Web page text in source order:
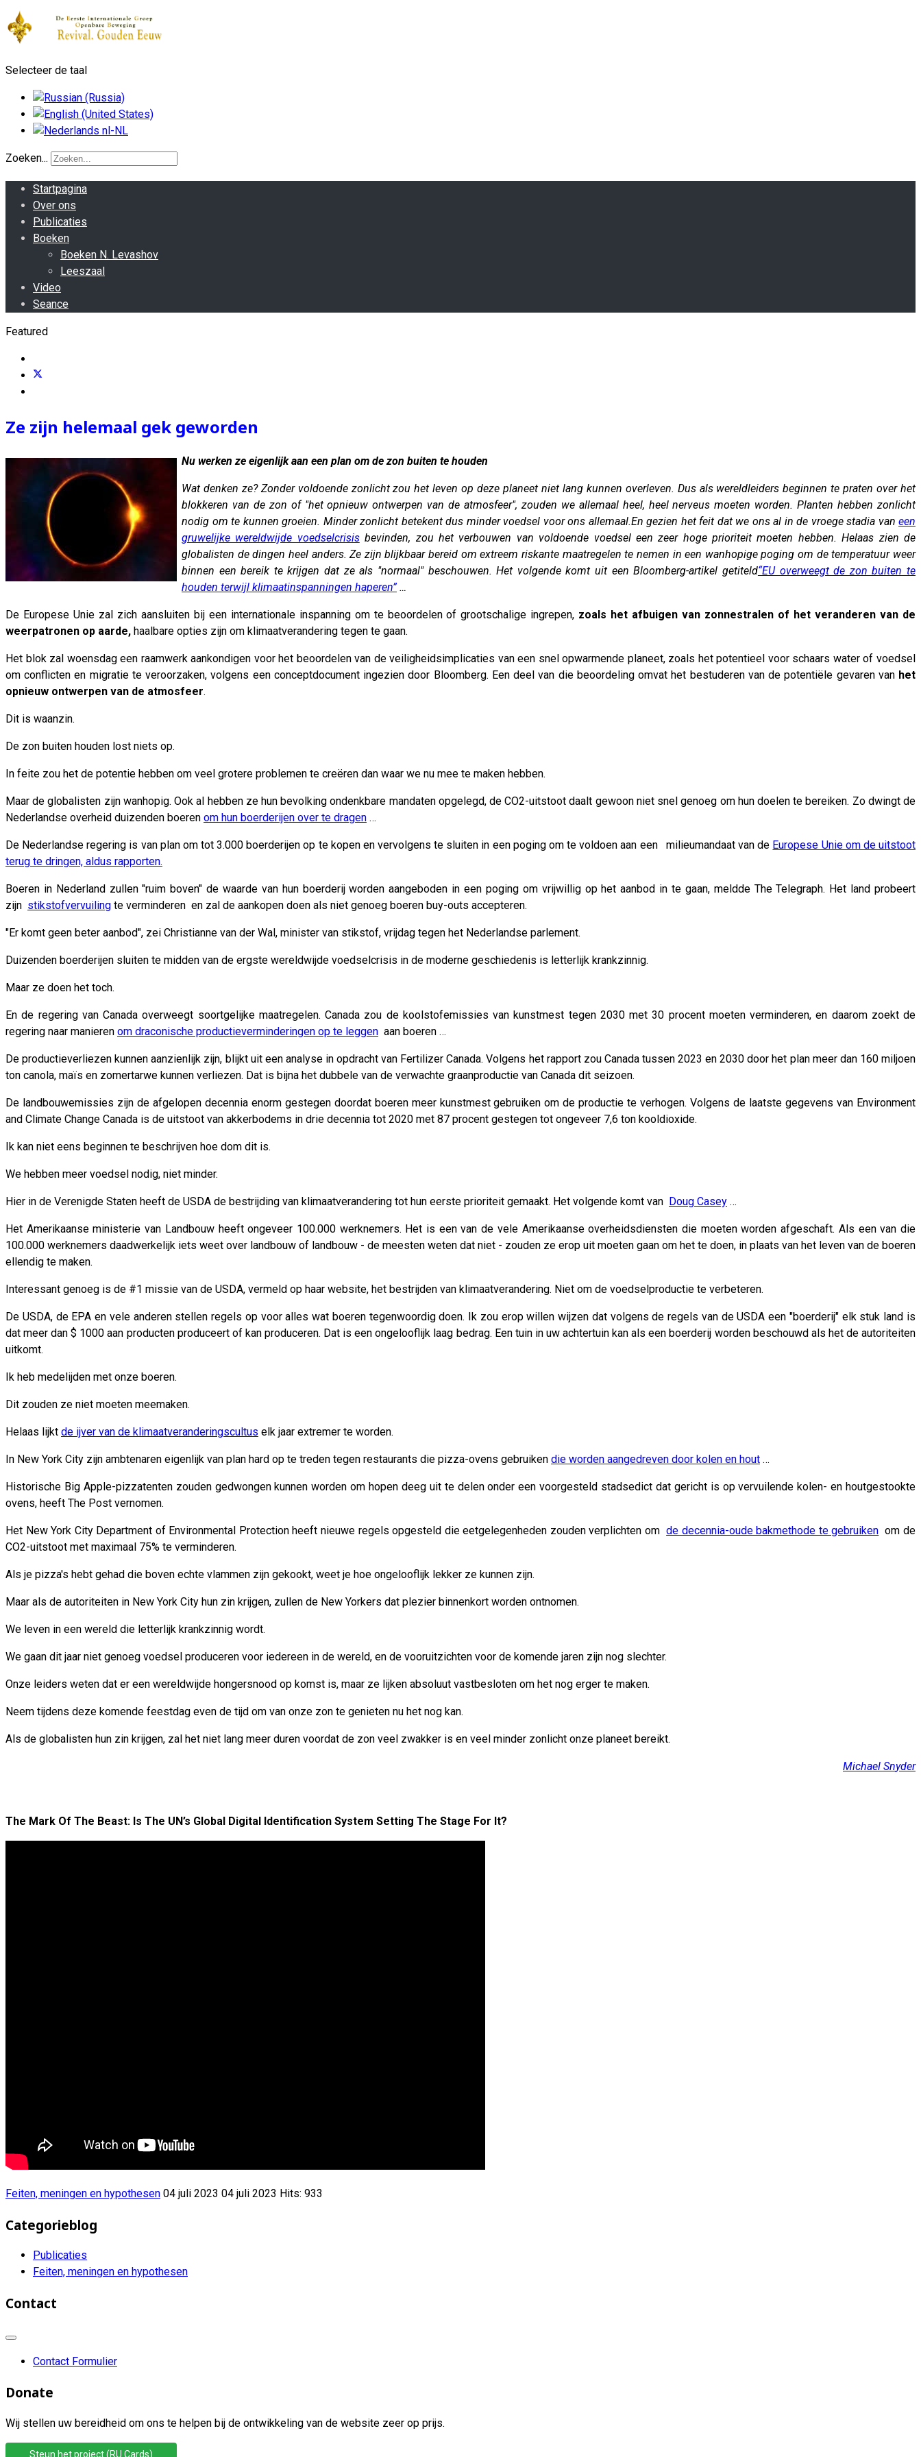
Selecteer de taal
Zoeken...
Startpagina
Over ons
Publicaties
Boeken
Boeken N. Levashov
Leeszaal
Video
Seance
Featured
Ze zijn helemaal gek geworden
Nu werken ze eigenlijk aan een plan om de zon buiten te houden
Wat denken ze? Zonder voldoende zonlicht zou het leven op deze planeet niet lang kunnen overleven. Dus als wereldleiders beginnen te praten over het
blokkeren van de zon of "het opnieuw ontwerpen van de atmosfeer", zouden we allemaal heel, heel nerveus moeten worden. Planten hebben zonlicht
nodig om te kunnen groeien. Minder zonlicht betekent dus minder voedsel voor ons allemaal.En gezien het feit dat we ons al in de vroege stadia van een
gruwelijke wereldwijde voedselcrisisbevinden, zou het verbouwen van voldoende voedsel een zeer hoge prioriteit moeten hebben. Helaas zien de
globalisten de dingen heel anders. Ze zijn blijkbaar bereid om extreem riskante maatregelen te nemen in een wanhopige poging om de temperatuur weer
binnen een bereik te krijgen dat ze als "normaal" beschouwen. Het volgende komt uit een Bloomberg-artikel getiteld“EU overweegt de zon buiten te
houden terwijl klimaatinspanningen haperen”…
De Europese Unie zal zich aansluiten bij een internationale inspanning om te beoordelen of grootschalige ingrepen, zoals het afbuigen van zonnestralen of het veranderen van de
weerpatronen op aarde, haalbare opties zijn om klimaatverandering tegen te gaan.
Het blok zal woensdag een raamwerk aankondigen voor het beoordelen van de veiligheidsimplicaties van een snel opwarmende planeet, zoals het potentieel voor schaars water of voedsel
om conflicten en migratie te veroorzaken, volgens een conceptdocument ingezien door Bloomberg. Een deel van die beoordeling omvat het bestuderen van de potentiële gevaren van het
opnieuw ontwerpen van de atmosfeer.
Dit is waanzin.
De zon buiten houden lost niets op.
In feite zou het de potentie hebben om veel grotere problemen te creëren dan waar we nu mee te maken hebben.
Maar de globalisten zijn wanhopig. Ook al hebben ze hun bevolking ondenkbare mandaten opgelegd, de CO2-uitstoot daalt gewoon niet snel genoeg om hun doelen te bereiken. Zo dwingt de
Nederlandse overheid duizenden boeren om hun boerderijen over te dragen …
De Nederlandse regering is van plan om tot 3.000 boerderijen op te kopen en vervolgens te sluiten in een poging om te voldoen aan een milieumandaat van de Europese Unie om de uitstoot
terug te dringen, aldus rapporten.
Boeren in Nederland zullen "ruim boven" de waarde van hun boerderij worden aangeboden in een poging om vrijwillig op het aanbod in te gaan, meldde The Telegraph. Het land probeert
zijn stikstofvervuiling te verminderen en zal de aankopen doen als niet genoeg boeren buy-outs accepteren.
"Er komt geen beter aanbod", zei Christianne van der Wal, minister van stikstof, vrijdag tegen het Nederlandse parlement.
Duizenden boerderijen sluiten te midden van de ergste wereldwijde voedselcrisis in de moderne geschiedenis is letterlijk krankzinnig.
Maar ze doen het toch.
En de regering van Canada overweegt soortgelijke maatregelen. Canada zou de koolstofemissies van kunstmest tegen 2030 met 30 procent moeten verminderen, en daarom zoekt de
regering naar manieren om draconische productieverminderingen op te leggen aan boeren …
De productieverliezen kunnen aanzienlijk zijn, blijkt uit een analyse in opdracht van Fertilizer Canada. Volgens het rapport zou Canada tussen 2023 en 2030 door het plan meer dan 160 miljoen
ton canola, maïs en zomertarwe kunnen verliezen. Dat is bijna het dubbele van de verwachte graanproductie van Canada dit seizoen.
De landbouwemissies zijn de afgelopen decennia enorm gestegen doordat boeren meer kunstmest gebruiken om de productie te verhogen. Volgens de laatste gegevens van Environment
and Climate Change Canada is de uitstoot van akkerbodems in drie decennia tot 2020 met 87 procent gestegen tot ongeveer 7,6 ton kooldioxide.
Ik kan niet eens beginnen te beschrijven hoe dom dit is.
We hebben meer voedsel nodig, niet minder.
Hier in de Verenigde Staten heeft de USDA de bestrijding van klimaatverandering tot hun eerste prioriteit gemaakt. Het volgende komt van Doug Casey …
Het Amerikaanse ministerie van Landbouw heeft ongeveer 100.000 werknemers. Het is een van de vele Amerikaanse overheidsdiensten die moeten worden afgeschaft. Als een van die
100.000 werknemers daadwerkelijk iets weet over landbouw of landbouw - de meesten weten dat niet - zouden ze erop uit moeten gaan om het te doen, in plaats van het leven van de boeren
ellendig te maken.
Interessant genoeg is de #1 missie van de USDA, vermeld op haar website, het bestrijden van klimaatverandering. Niet om de voedselproductie te verbeteren.
De USDA, de EPA en vele anderen stellen regels op voor alles wat boeren tegenwoordig doen. Ik zou erop willen wijzen dat volgens de regels van de USDA een "boerderij" elk stuk land is
dat meer dan $ 1000 aan producten produceert of kan produceren. Dat is een ongelooflijk laag bedrag. Een tuin in uw achtertuin kan als een boerderij worden beschouwd als het de autoriteiten
uitkomt.
Ik heb medelijden met onze boeren.
Dit zouden ze niet moeten meemaken.
Helaas lijkt de ijver van de klimaatveranderingscultus elk jaar extremer te worden.
In New York City zijn ambtenaren eigenlijk van plan hard op te treden tegen restaurants die pizza-ovens gebruiken die worden aangedreven door kolen en hout …
Historische Big Apple-pizzatenten zouden gedwongen kunnen worden om hopen deeg uit te delen onder een voorgesteld stadsedict dat gericht is op vervuilende kolen- en houtgestookte
ovens, heeft The Post vernomen.
Het New York City Department of Environmental Protection heeft nieuwe regels opgesteld die eetgelegenheden zouden verplichten omde decennia-oude bakmethode te gebruiken om de
CO2-uitstoot met maximaal 75% te verminderen.
Als je pizza's hebt gehad die boven echte vlammen zijn gekookt, weet je hoe ongelooflijk lekker ze kunnen zijn.
Maar als de autoriteiten in New York City hun zin krijgen, zullen de New Yorkers dat plezier binnenkort worden ontnomen.
We leven in een wereld die letterlijk krankzinnig wordt.
We gaan dit jaar niet genoeg voedsel produceren voor iedereen in de wereld, en de vooruitzichten voor de komende jaren zijn nog slechter.
Onze leiders weten dat er een wereldwijde hongersnood op komst is, maar ze lijken absoluut vastbesloten om het nog erger te maken.
Neem tijdens deze komende feestdag even de tijd om van onze zon te genieten nu het nog kan.
Als de globalisten hun zin krijgen, zal het niet lang meer duren voordat de zon veel zwakker is en veel minder zonlicht onze planeet bereikt.
Michael Snyder
The Mark Of The Beast: Is The UN’s Global Digital Identification System Setting The Stage For It?
Feiten, meningen en hypothesen 04 juli 2023 04 juli 2023 Hits: 933
Categorieblog
Publicaties
Feiten, meningen en hypothesen
Contact
Contact Formulier
Donate
Wij stellen uw bereidheid om ons te helpen bij de ontwikkeling van de website zeer op prijs.
Steun het project (RU Cards)